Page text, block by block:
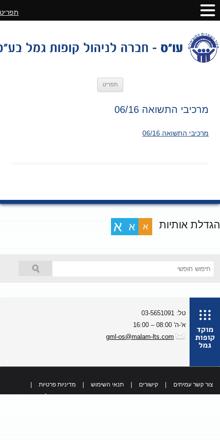
תפריט
מרכיבי התשואה 06/16
מרכיבי התשואה 06/16
אותיות א א א
טל: 03-5651091
א'-ה' 08:00 – 16:00
gml-os@malam-lts.com
צור קשר עמיתים קישורים תנאי השימוש מדיניות פרטיות
כל הזכויות שמורות
תפריט